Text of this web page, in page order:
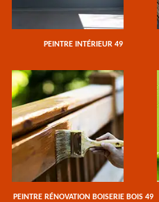
PEINTRE INTÉRIEUR 49
PEINTRE RÉNOVATION BOISERIE BOIS 49